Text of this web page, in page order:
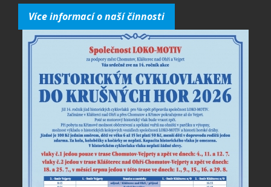
Více informací o naší činnosti